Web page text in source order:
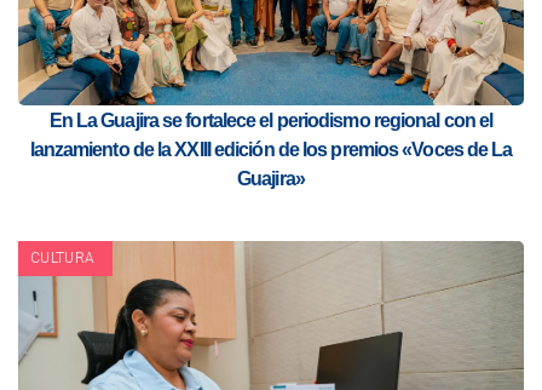
En La Guajira se fortalece el periodismo regional con el
lanzamiento de la XXIII edición de los premios «Voces de La
Guajira»
CULTURA